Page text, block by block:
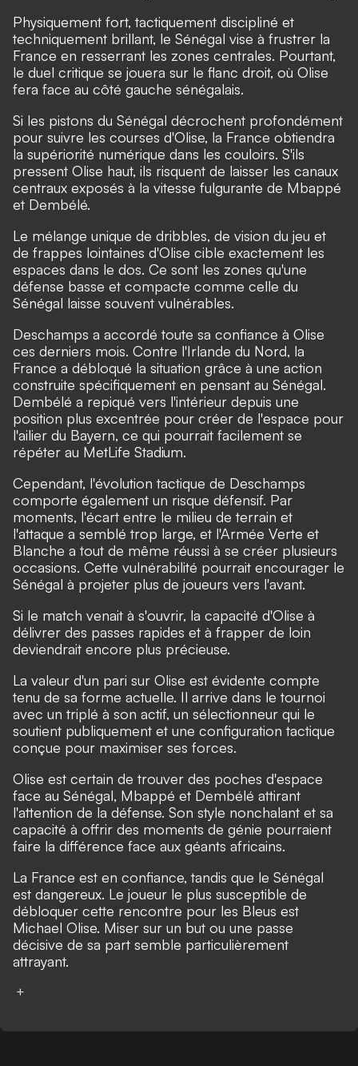
Physiquement fort, tactiquement discipliné et
techniquement brillant, le Sénégal vise à frustrer la
France en resserrant les zones centrales. Pourtant,
le duel critique se jouera sur le flanc droit, où Olise
fera face au côté gauche sénégalais.
Si les pistons du Sénégal décrochent profondément
pour suivre les courses d'Olise, la France obtiendra
la supériorité numérique dans les couloirs. S'ils
pressent Olise haut, ils risquent de laisser les canaux
centraux exposés à la vitesse fulgurante de Mbappé
et Dembélé.
Le mélange unique de dribbles, de vision du jeu et
de frappes lointaines d'Olise cible exactement les
espaces dans le dos. Ce sont les zones qu'une
défense basse et compacte comme celle du
Sénégal laisse souvent vulnérables.
Deschamps a accordé toute sa confiance à Olise
ces derniers mois. Contre l'Irlande du Nord, la
France a débloqué la situation grâce à une action
construite spécifiquement en pensant au Sénégal.
Dembélé a repiqué vers l'intérieur depuis une
position plus excentrée pour créer de l'espace pour
l'ailier du Bayern, ce qui pourrait facilement se
répéter au MetLife Stadium.
Cependant, l'évolution tactique de Deschamps
comporte également un risque défensif. Par
moments, l'écart entre le milieu de terrain et
l'attaque a semblé trop large, et l'Armée Verte et
Blanche a tout de même réussi à se créer plusieurs
occasions. Cette vulnérabilité pourrait encourager le
Sénégal à projeter plus de joueurs vers l'avant.
Si le match venait à s'ouvrir, la capacité d'Olise à
délivrer des passes rapides et à frapper de loin
deviendrait encore plus précieuse.
La valeur d'un pari sur Olise est évidente compte
tenu de sa forme actuelle. Il arrive dans le tournoi
avec un triplé à son actif, un sélectionneur qui le
soutient publiquement et une configuration tactique
conçue pour maximiser ses forces.
Olise est certain de trouver des poches d'espace
face au Sénégal, Mbappé et Dembélé attirant
l'attention de la défense. Son style nonchalant et sa
capacité à offrir des moments de génie pourraient
faire la différence face aux géants africains.
La France est en confiance, tandis que le Sénégal
est dangereux. Le joueur le plus susceptible de
débloquer cette rencontre pour les Bleus est
Michael Olise. Miser sur un but ou une passe
décisive de sa part semble particulièrement
attrayant.
+